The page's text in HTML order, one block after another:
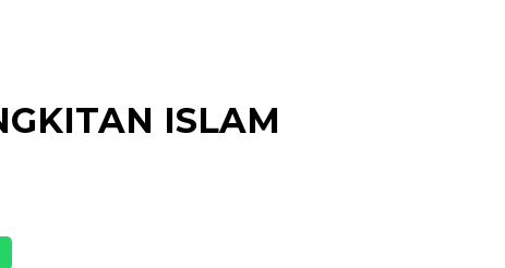
ISLAM